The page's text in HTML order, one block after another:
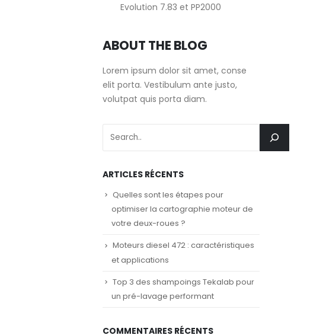
Evolution 7.83 et PP2000
ABOUT THE BLOG
Lorem ipsum dolor sit amet, conse
elit porta. Vestibulum ante justo,
volutpat quis porta diam.
ARTICLES RÉCENTS
Quelles sont les étapes pour
optimiser la cartographie moteur de
votre deux-roues ?
Moteurs diesel 472 : caractéristiques
et applications
Top 3 des shampoings Tekalab pour
un pré-lavage performant
COMMENTAIRES RÉCENTS